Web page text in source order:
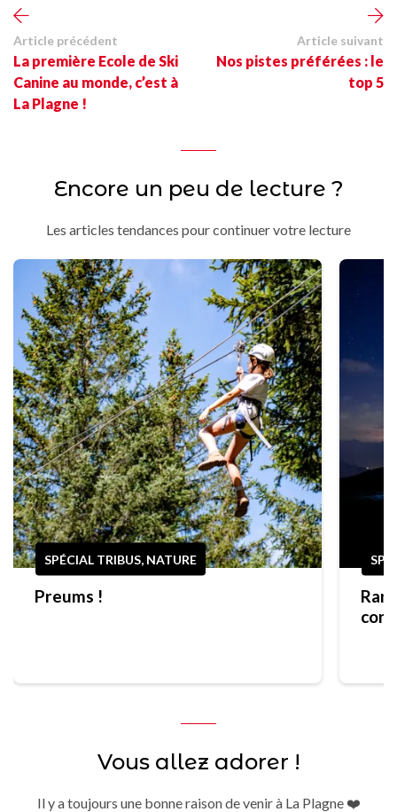
Article précédent
La première Ecole de Ski
Canine au monde, c’est à
La Plagne !
Article suivant
Nos pistes préférées : le
top 5
Encore un peu de lecture ?
Les articles tendances pour continuer votre lecture
SPÉCIAL TRIBUS, NATURE
Preums !
Vous allez adorer !
Il y a toujours une bonne raison de venir à La Plagne ❤️